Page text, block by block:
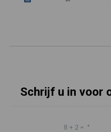
Schrijf u in voor
8 + 2 = *